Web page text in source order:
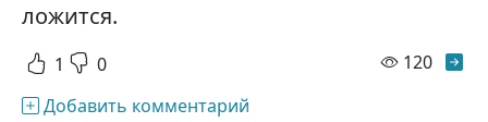
ложится.
1 0 120
Добавить комментарий